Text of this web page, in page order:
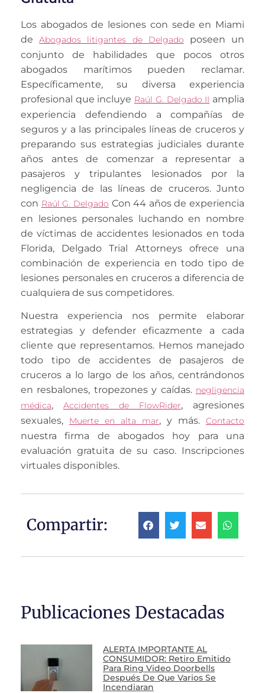
Los abogados de lesiones con sede en Miami
deAbogados litigantes de Delgado poseen un
conjunto de habilidades que pocos otros
abogados marítimos pueden reclamar.
Específicamente, su diversa experiencia
profesional que incluye Raúl G. Delgado II amplia
experiencia defendiendo a compañías de
seguros y a las principales líneas de cruceros y
preparando sus estrategias judiciales durante
años antes de comenzar a representar a
pasajeros y tripulantes lesionados por la
negligencia de las líneas de cruceros. Junto
con Raúl G. Delgado Con 44 años de experiencia
en lesiones personales luchando en nombre
de víctimas de accidentes lesionados en toda
Florida, Delgado Trial Attorneys ofrece una
combinación de experiencia en todo tipo de
lesiones personales en cruceros a diferencia de
cualquiera de sus competidores.
Nuestra experiencia nos permite elaborar
estrategias y defender eficazmente a cada
cliente que representamos. Hemos manejado
todo tipo de accidentes de pasajeros de
cruceros a lo largo de los años, centrándonos
en resbalones, tropezones y caídas. negligencia
médica, Accidentes de FlowRider, agresiones
sexuales, Muerte en alta mar, y más. Contacto
nuestra firma de abogados hoy para una
evaluación gratuita de su caso. Inscripciones
virtuales disponibles.
Compartir:
Publicaciones Destacadas
ALERTA IMPORTANTE AL
CONSUMIDOR: Retiro Emitido
Para Ring Video Doorbells
Después De Que Varios Se
Incendiaran